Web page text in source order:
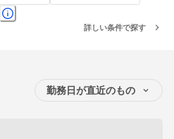
詳しい条件で探す
勤務日が直近のもの